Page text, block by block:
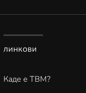
ЛИНКОВИ
Каде е ТВМ?